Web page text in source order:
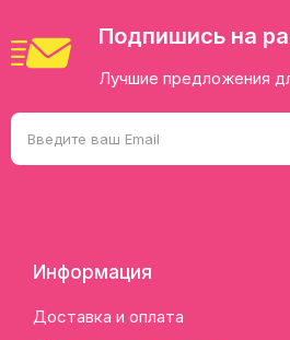
Подпишись на
Лучшие предложения
Информация
Доставка и оплата